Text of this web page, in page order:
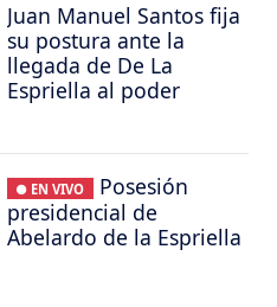
Juan Manuel Santos fija
su postura ante la
llegada de De La
Espriella al poder
● EN VIVO
Posesión
presidencial de
Abelardo de la Espriella